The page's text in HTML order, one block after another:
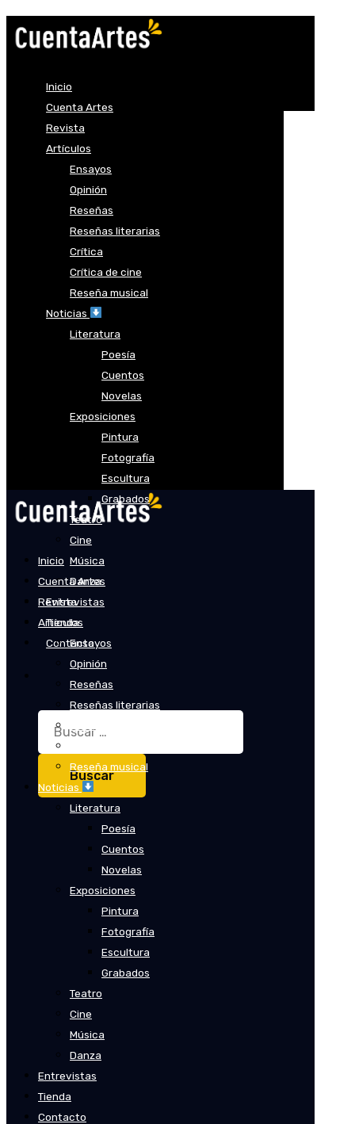
Inicio
Cuenta Artes
Revista
Artículos
Ensayos
Opinión
Reseñas
Reseñas literarias
Crítica
Crítica de cine
Reseña musical
Noticias
Literatura
Poesía
Cuentos
Novelas
Exposiciones
Pintura
Fotografía
Escultura
Grabados
Teatro
Cine
Música
Danza
Entrevistas
Tienda
Contacto
Buscar:
Inicio
Cuenta Artes
Revista
Artículos
Ensayos
Opinión
Reseñas
Reseñas literarias
Reseña musical
Noticias
Literatura
Poesía
Cuentos
Novelas
Exposiciones
Pintura
Fotografía
Escultura
Grabados
Teatro
Cine
Música
Danza
Entrevistas
Tienda
Contacto